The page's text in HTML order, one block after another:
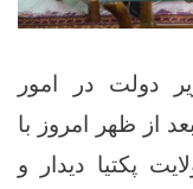
دولت در امور
از ظهر امروز با
پکتیا دیدار و